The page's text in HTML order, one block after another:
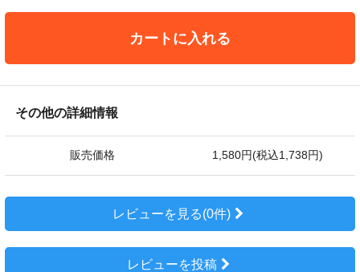
カートに入れる
その他の詳細情報
販売価格 1,580円(税込1,738円)
レビューを見る(0件)
レビューを投稿